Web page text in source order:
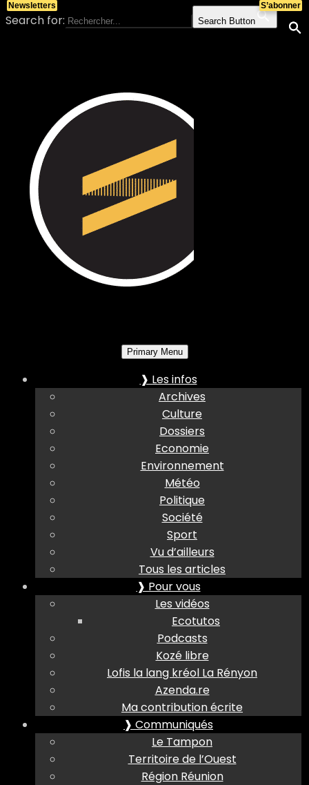
Search for: Search Button
Primary Menu
❱ Les infos
Archives
Culture
Dossiers
Economie
Environnement
Météo
Politique
Société
Sport
Vu d’ailleurs
Tous les articles
❱ Pour vous
Les vidéos
Ecotutos
Podcasts
Kozé libre
Lofis la lang kréol La Rényon
Azenda.re
Ma contribution écrite
❱ Communiqués
Le Tampon
Territoire de l’Ouest
Région Réunion
S’abonner
Newsletters